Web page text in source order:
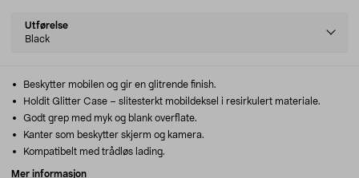
Select
variant
Utførelse
Black
Beskytter mobilen og gir en glitrende finish.
Holdit Glitter Case – slitesterkt mobildeksel i resirkulert materiale.
Godt grep med myk og blank overflate.
Kanter som beskytter skjerm og kamera.
Kompatibelt med trådløs lading.
Mer informasjon